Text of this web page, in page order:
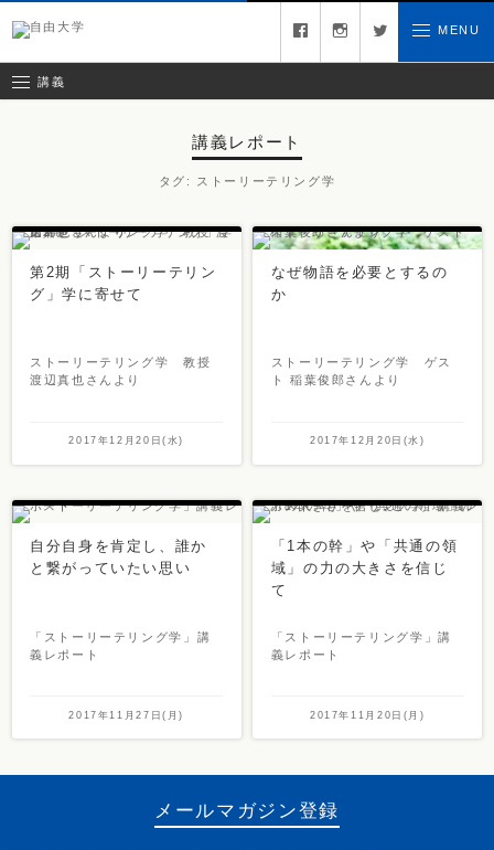
お問い合わせfacebook instagram twitter MENU
講義
講義レポート
タグ: ストーリーテリング学
第2期「ストーリーテリン
グ」学に寄せて
ストーリーテリング学 教授
渡辺真也さんより
2017年12月20日(水)
なぜ物語を必要とするの
か
ストーリーテリング学 ゲス
ト 稲葉俊郎さんより
2017年12月20日(水)
自分自身を肯定し、誰か
と繋がっていたい思い
「ストーリーテリング学」講
義レポート
2017年11月27日(月)
「1本の幹」や「共通の領
域」の力の大きさを信じ
て
「ストーリーテリング学」講
義レポート
2017年11月20日(月)
メールマガジン登録